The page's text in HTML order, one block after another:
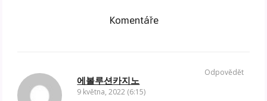
Komentáře
에볼루션카지노
9 května, 2022 (6:15)
Odpovědět